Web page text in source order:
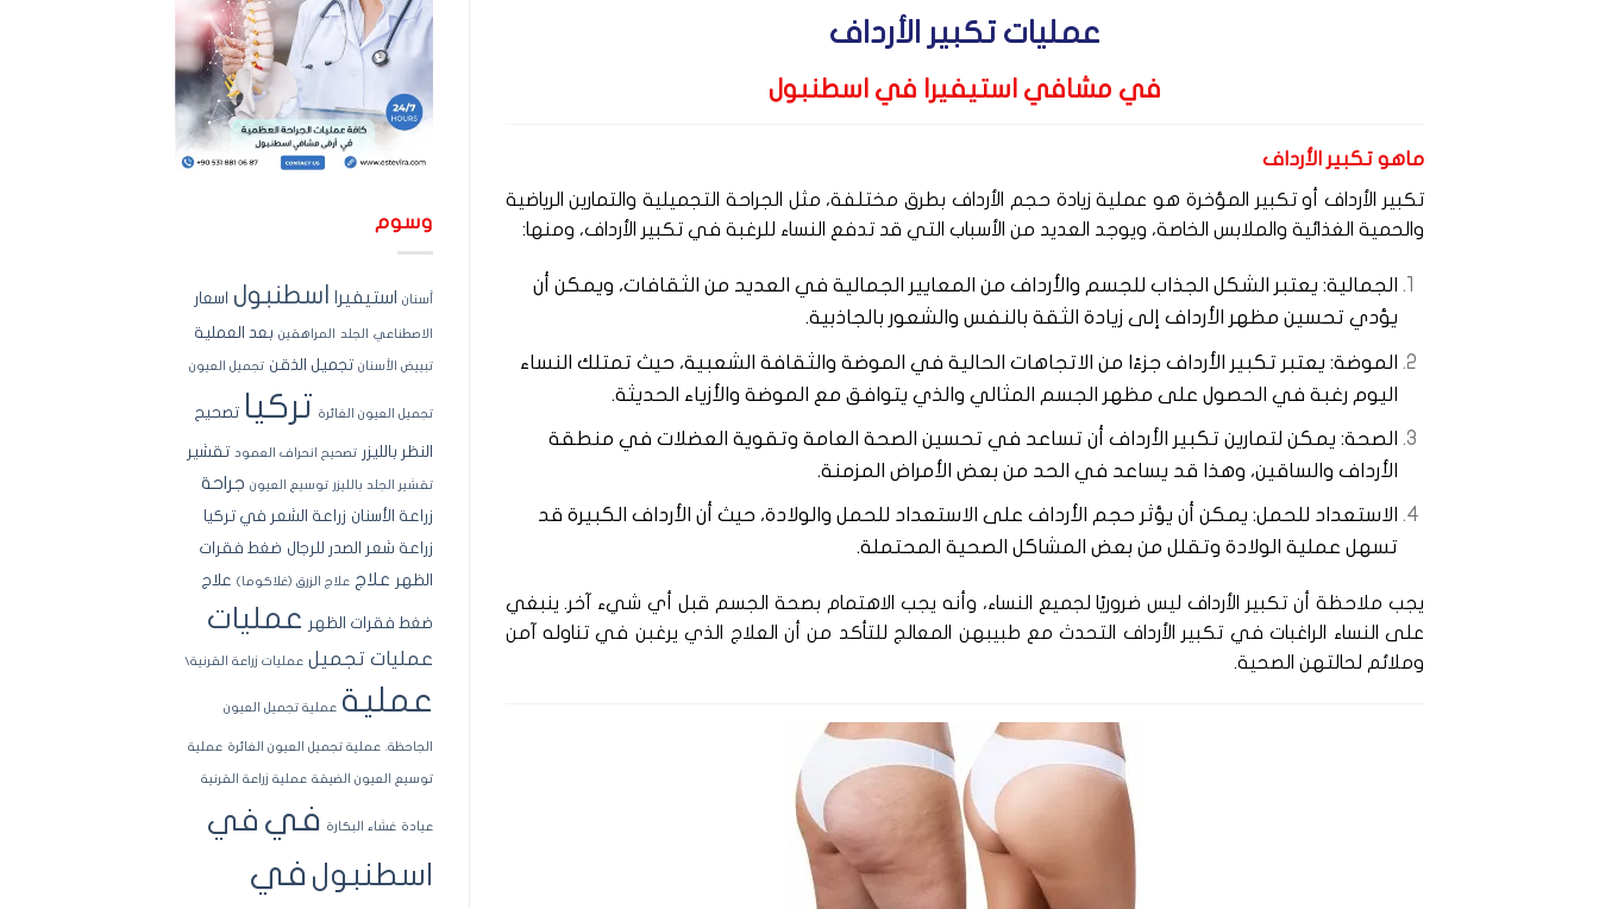
عمليات تكبير الأرداف
في مشافي استيفيرا في اسطنبول
ماهو تكبير الأرداف
تكبير الأرداف أو تكبير المؤخرة هو عملية زيادة حجم الأرداف بطرق مختلفة، مثل الجراحة التجميلية والتمارين الرياضية
والحمية الغذائية والملابس الخاصة، ويوجد العديد من الأسباب التي قد تدفع النساء للرغبة في تكبير الأرداف، ومنها:
الجمالية: يعتبر الشكل الجذاب للجسم والأرداف من المعايير الجمالية في العديد من الثقافات، ويمكن أن
يؤدي تحسين مظهر الأرداف إلى زيادة الثقة بالنفس والشعور بالجاذبية.
الموضة: يعتبر تكبير الأرداف جزءًا من الاتجاهات الحالية في الموضة والثقافة الشعبية، حيث تمتلك النساء
اليوم رغبة في الحصول على مظهر الجسم المثالي والذي يتوافق مع الموضة والأزياء الحديثة.
الصحة: يمكن لتمارين تكبير الأرداف أن تساعد في تحسين الصحة العامة وتقوية العضلات في منطقة
الأرداف والساقين، وهذا قد يساعد في الحد من بعض الأمراض المزمنة.
الاستعداد للحمل: يمكن أن يؤثر حجم الأرداف على الاستعداد للحمل والولادة، حيث أن الأرداف الكبيرة قد
تسهل عملية الولادة وتقلل من بعض المشاكل الصحية المحتملة.
يجب ملاحظة أن تكبير الأرداف ليس ضروريًا لجميع النساء، وأنه يجب الاهتمام بصحة الجسم قبل أي شيء آخر. ينبغي
على النساء الراغبات في تكبير الأرداف التحدث مع طبيبهن المعالج للتأكد من أن العلاج الذي يرغبن في تناوله آمن
وملائم لحالتهن الصحية.
وسوم
أسنان استيفيرا اسطنبول اسعار
الاصطناعي الجلد المراهقين بعد العملية
تبييض الأسنان تجميل الذقن تجميل العيون
تجميل العيون الغائرة تركيا تصحيح
النظر بالليزر تصحيح انحراف العمود تقشير
تقشير الجلد بالليزر توسيع العيون جراحة
زراعة الأسنان زراعة الشعر في تركيا
زراعة شعر الصدر للرجال ضغط فقرات
الظهر علاج علاج الزرق (غلاكوما) علاج
ضغط فقرات الظهر عمليات
عمليات تجميل عمليات زراعة القرنية\
عملية عملية تجميل العيون
الجاحظة. عملية تجميل العيون الغائرة عملية
توسيع العيون الضيقة عملية زراعة القرنية
عيادة غشاء البكارة في في
اسطنبول في